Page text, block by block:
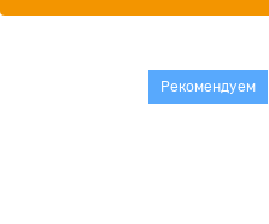
Рекомендуем